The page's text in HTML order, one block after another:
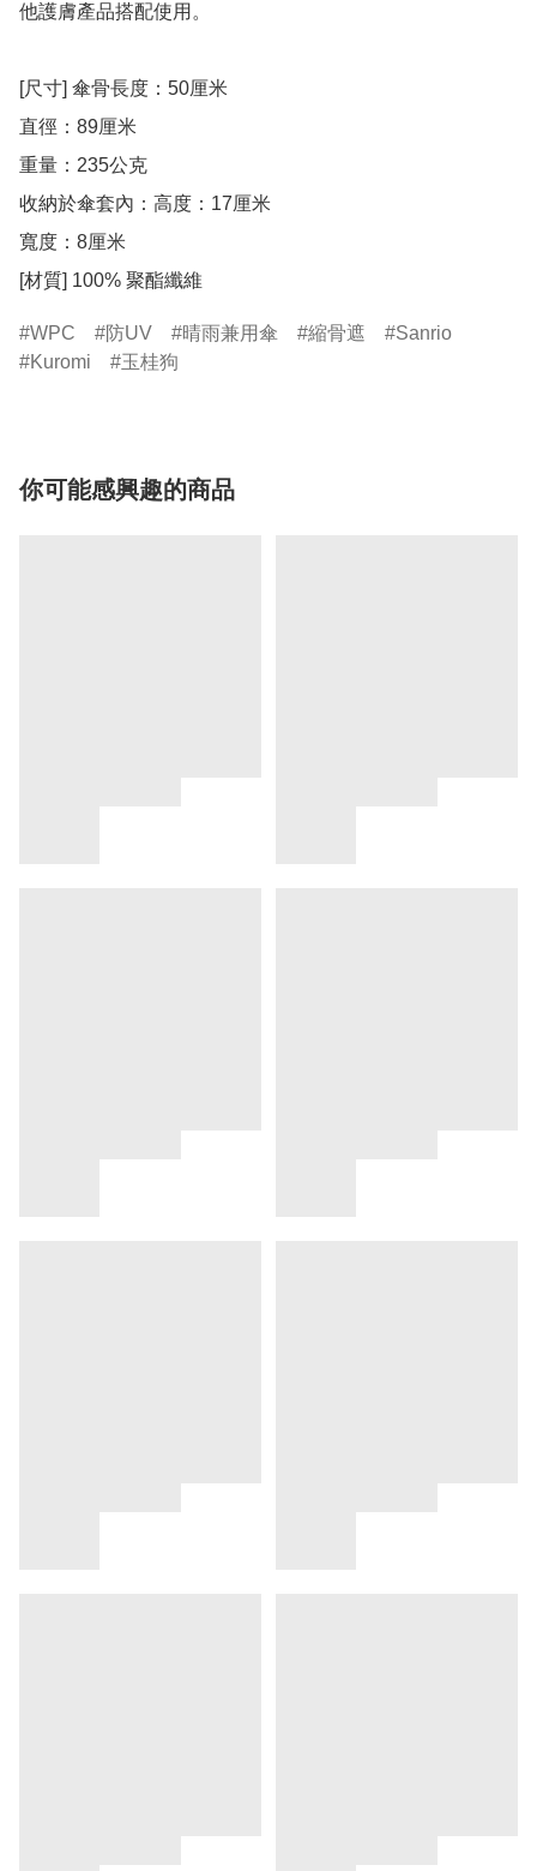
他護膚產品搭配使用。
[尺寸] 傘骨長度：50厘米
直徑：89厘米
重量：235公克
收納於傘套內：高度：17厘米
寬度：8厘米
[材質] 100% 聚酯纖維
WPC 防UV 晴雨兼用傘 縮骨遮
Sanrio
Kuromi
玉桂狗
你可能感興趣的商品